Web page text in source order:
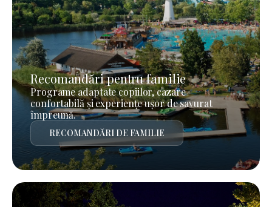
Recomandări pentru familie
Programe adaptate copiilor, cazare
confortabilă și experiențe ușor de savurat
împreună.
RECOMANDĂRI DE FAMILIE